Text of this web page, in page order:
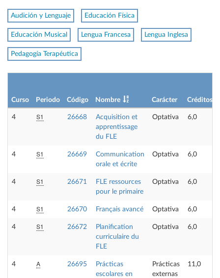
Audición y Lenguaje Educación Física
Educación Musical Lengua Francesa Lengua Inglesa
Pedagogía Terapéutica
Curso Periodo Código Nombre Carácter Créditos
4 S1 26668
Acquisition et
apprentissage
du FLE
Optativa 6,0
4 S1 26669
Communication
orale et écrite
Optativa 6,0
4 S1 26671
FLE ressources
pour le primaire
Optativa 6,0
4 S1 26670 Français avancé Optativa 6,0
4 S1 26672
Planification
curriculaire du
FLE
Optativa 6,0
4 A 26695
Prácticas
escolares en
Prácticas
externas
11,0